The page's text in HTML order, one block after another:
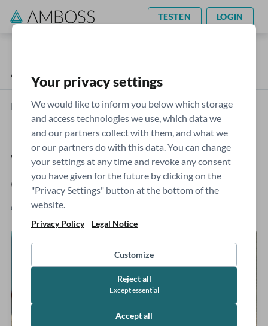
Your privacy settings
We would like to inform you below which storage
and access technologies we use, which data we
and our partners collect with them, and what we
or our partners do with this data. You can change
your settings at any time and revoke any consent
you have given for the future by clicking on the
"Privacy Settings" button at the bottom of the
website.
Privacy Policy Legal Notice
Customize
Reject all
Except essential
Accept all
TESTEN LOGIN
AMBOSS Blog
Kategorien
Wenn eine Kinderkrankheit
erwachsen wird
Angélique Fülbier